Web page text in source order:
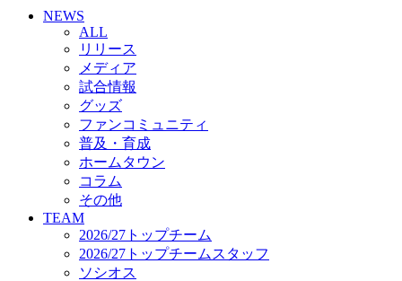
ビクトリーロード
HOMEGAME
観戦ルール＆マナー
ホームゲーム運営管理規定
Jリーグ運営管理規定
写真・動画使用ガイドライン
ロートフィールド奈良
SCHEDULE
2026/27
練習見学時のファンサービスについて
TICKET
奈良クラブ明治安田J3リーグ2026/27シーズン試
合観戦チケット
奈良クラブ明治安田Ｊ3リーグ 2026/27シーズン
「鹿パス」
NEWS
ALL
リリース
メディア
試合情報
グッズ
ファンコミュニティ
普及・育成
ホームタウン
コラム
その他
TEAM
2026/27トップチーム
2026/27トップチームスタッフ
ソシオス